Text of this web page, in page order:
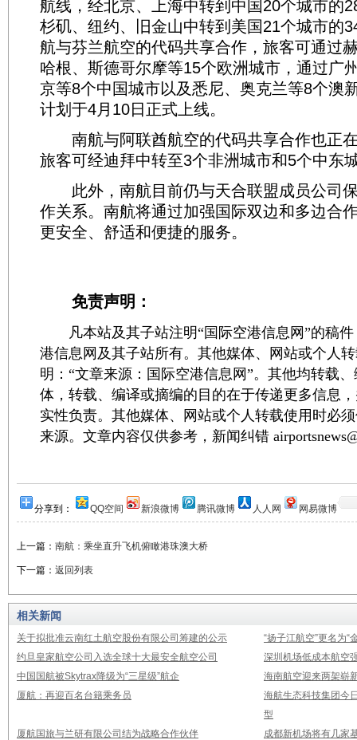
航线，经北京、上海中转到中国20个城市的
杉矶、纽约、旧金山中转到美国21个城市的
航与芬兰航空的代码共享合作，旅客可通过
哈根、斯德哥尔摩等15个欧洲城市，通过广
京等8个中国城市以及悉尼、奥克兰等8个澳
计划于4月10日正式上线。
南航与阿联酋航空的代码共享合作也正
旅客可经迪拜中转至3个非洲城市和5个中东
此外，南航目前仍与天合联盟成员公司
作关系。南航将通过加强国际双边和多边合
更安全、舒适和便捷的服务。
免责声明：
凡本站及其子站注明“国际空港信息网”的稿件
港信息网及其子站所有。其他媒体、网站或个人
明：“文章来源：国际空港信息网”。其他均转载
体，转载、编译或摘编的目的在于传递更多信息
实性负责。其他媒体、网站或个人转载使用时必
来源。文章内容仅供参考，新闻纠错
分享到： QQ空间 新浪微博 腾讯微博 人人网 网易微博
上一篇： 南航：乘坐直升飞机俯瞰港珠澳大桥
下一篇： 返回列表
相关新闻
关于拟批准云南红土航空股份有限公司筹建的公示
“扬子江航空”更名为“
约旦皇家航空公司入选全球十大最安全航空公司
深圳机场低成本航空
中国国航被Skytrax降级为“三星级”航企
海南航空迎来两架崭
厦航：再迎百名台籍乘务员
海航生态科技集团今
型
厦航国旅与兰研有限公司结为战略合作伙伴
成都新机场将有几家